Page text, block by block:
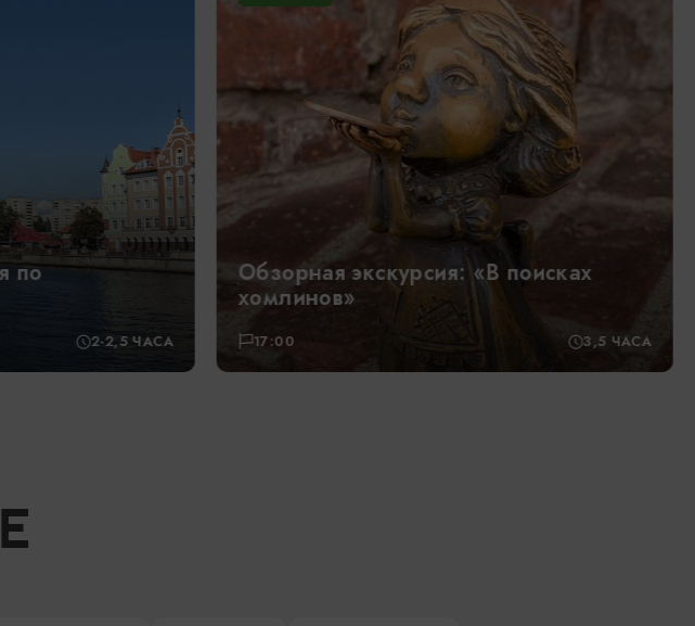
поисках
3,5 ЧАСА
Светлогорск и Янтарный
09:00 8 ЧАСОВ